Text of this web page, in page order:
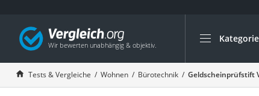
Die
Wohnen
Matratzen-
Tests & Vergleiche Wohnen Bürotechnik Geldscheinprüfstift